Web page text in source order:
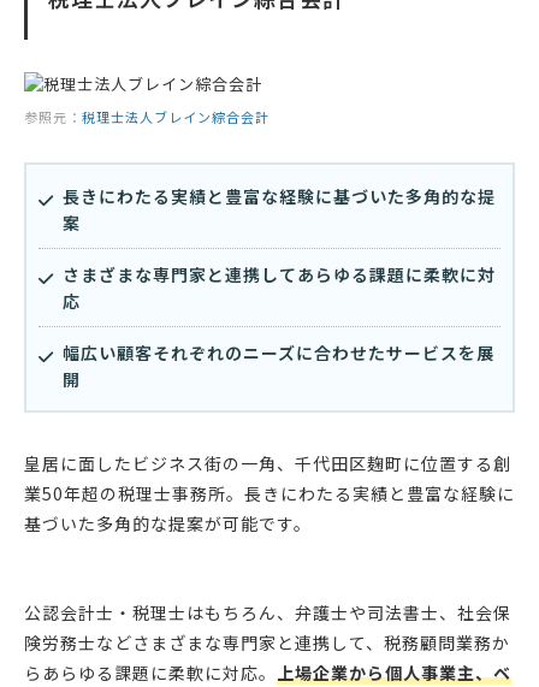
参照元： 税理士法人ブレイン綜合会計
長きにわたる実績と豊富な経験に基づいた多角的な提
案
さまざまな専門家と連携してあらゆる課題に柔軟に対
応
幅広い顧客それぞれのニーズに合わせたサービスを展
開
皇居に面したビジネス街の一角、千代田区麹町に位置する創
業50年超の税理士事務所。長きにわたる実績と豊富な経験に
基づいた多角的な提案が可能です。
公認会計士・税理士はもちろん、弁護士や司法書士、社会保
険労務士などさまざまな専門家と連携して、税務顧問業務か
らあらゆる課題に柔軟に対応。 上場企業から個人事業主、ベ